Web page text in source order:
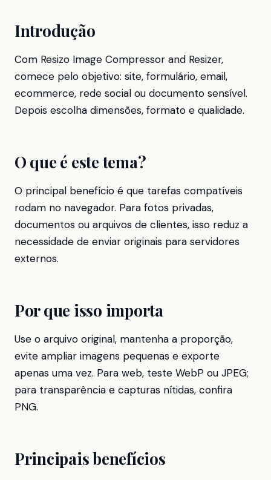
Introdução
Com Resizo Image Compressor and Resizer,
comece pelo objetivo: site, formulário, email,
ecommerce, rede social ou documento sensível.
Depois escolha dimensões, formato e qualidade.
O que é este tema?
O principal benefício é que tarefas compatíveis
rodam no navegador. Para fotos privadas,
documentos ou arquivos de clientes, isso reduz a
necessidade de enviar originais para servidores
externos.
Por que isso importa
Use o arquivo original, mantenha a proporção,
evite ampliar imagens pequenas e exporte
apenas uma vez. Para web, teste WebP ou JPEG;
para transparência e capturas nítidas, confira
PNG.
Principais benefícios